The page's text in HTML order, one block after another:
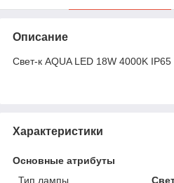
Описание
Свет-к AQUA LED 18W 4000K IP65
Характеристики
Основные атрибуты
Тип лампы